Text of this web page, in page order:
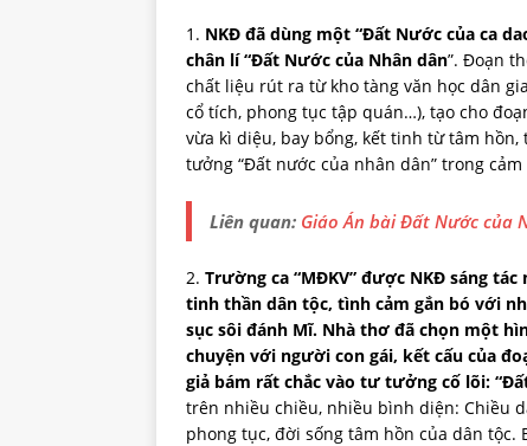
1. NKĐ đã dùng một “Đất Nước của ca
chân lí “Đất Nước của Nhân dân”. Đoạn
chất liệu rút ra từ kho tàng văn học dân
cổ tích, phong tục tập quán…), tạo cho
vừa kì diệu, bay bổng, kết tinh từ tâm
tưởng “Đất nước của nhân dân” trong
Liên quan: Giáo Án bài Đất Nước của
2. Trường ca “MĐKV” được NKĐ sáng
tinh thần dân tộc, tình cảm gắn bó với
sục sôi đánh Mĩ. Nhà thơ đã chọn một
chuyện với người con gái, kết cấu của
giả bám rất chắc vào tư tưởng cố lõi:
trên nhiều chiều, nhiều bình diện: Chiều
phong tục, đời sống tâm hồn của dân